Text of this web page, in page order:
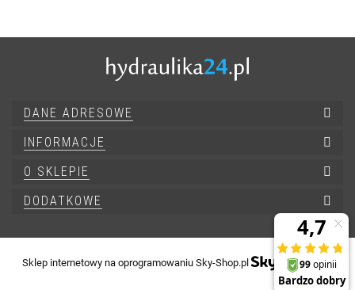
DANE ADRESOWE
INFORMACJE
O SKLEPIE
DODATKOWE
Sklep internetowy na oprogramowaniu Sky-Shop.pl